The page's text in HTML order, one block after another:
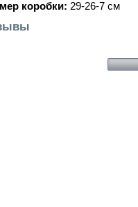
коробки: 29-26-7 см